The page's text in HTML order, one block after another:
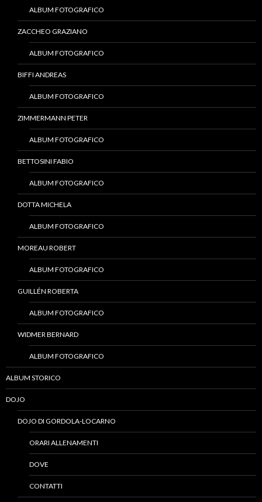
ALBUM FOTOGRAFICO
ZACCHEO GRAZIANO
ALBUM FOTOGRAFICO
BIFFI ANDREAS
ALBUM FOTOGRAFICO
ZIMMERMANN PETER
ALBUM FOTOGRAFICO
BETTOSINI FABIO
ALBUM FOTOGRAFICO
DOTTA MICHELA
ALBUM FOTOGRAFICO
MOREAU ROBERT
ALBUM FOTOGRAFICO
GUILLÉN ROBERTA
ALBUM FOTOGRAFICO
WIDMER BERNARD
ALBUM FOTOGRAFICO
ALBUM STORICO
DOJO
DOJO DI GORDOLA-LOCARNO
ORARI ALLENAMENTI
DOVE
CONTATTI